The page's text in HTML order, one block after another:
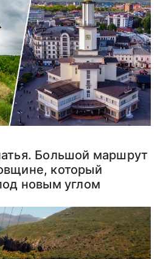
Большой маршрут
который
новым углом